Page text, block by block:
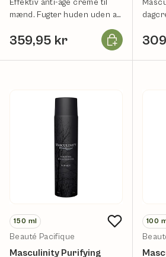
Effektiv anti-age creme til
mænd. Fugter huden uden at
359,95 kr Læg i kurvat
150 ml
Beauté Pacifique
Masculinity Purifying
100